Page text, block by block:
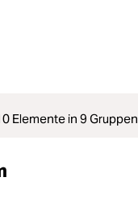
Elemente in 9 Gruppen